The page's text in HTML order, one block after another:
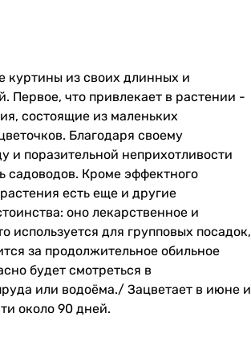
куртины из своих длинных и
Первое, что привлекает в растении -
состоящие из маленьких
Благодаря своему
и поразительной неприхотливости
садоводов. Кроме эффектного
есть еще и другие
оно лекарственное и
используется для групповых посадок,
за продолжительное обильное
будет смотреться в
или водоёма./ Зацветает в июне и
около 90 дней.